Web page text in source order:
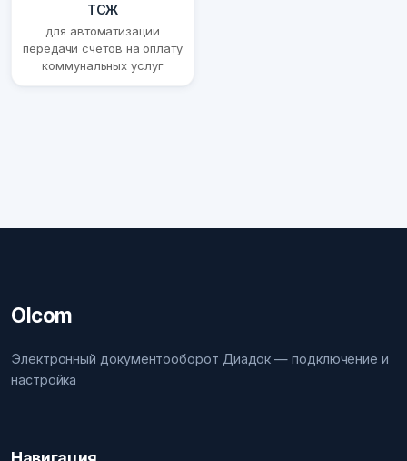
ТСЖ
для автоматизации
передачи счетов на оплату
коммунальных услуг
Olcom
Электронный документооборот Диадок — подключение и
настройка